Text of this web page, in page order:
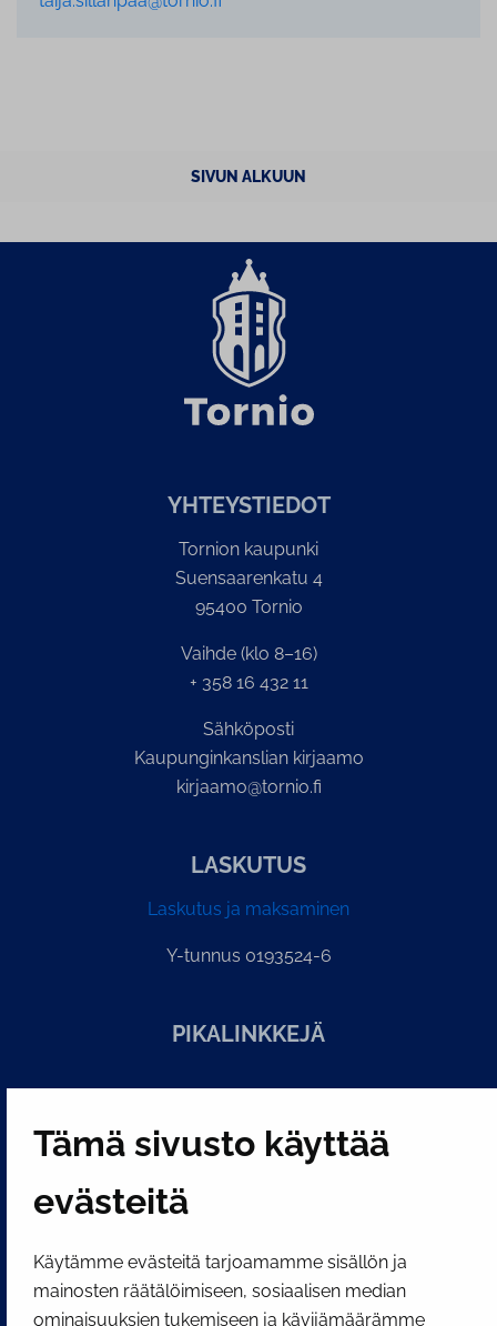
Tämä sivusto käyttää
evästeitä
Käytämme evästeitä tarjoamamme sisällön ja
mainosten räätälöimiseen, sosiaalisen median
ominaisuuksien tukemiseen ja kävijämäärämme
SIVUN ALKUUN
YH­TEYS­TIE­DOT
Tornion kaupunki
Suensaarenkatu 4
95400 Tornio
Vaihde (klo 8–16)
+ 358 16 432 11
Sähköposti
Kaupunginkanslian kirjaamo
kirjaamo@tornio.fi
LASKUTUS
Laskutus ja maksaminen
Y-tunnus 0193524-6
PI­KA­LINK­KE­JÄ
SOSIAALINEN MEDIA